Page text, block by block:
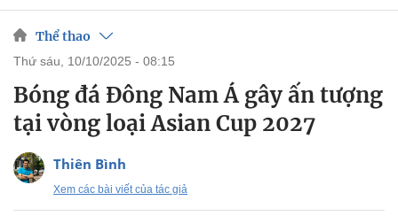
Thể thao
thứ sáu, 10/10/2025 - 08:15
Bóng đá Đông Nam Á gây ấn tượng
tại vòng loại Asian Cup 2027
Thiên Bình
Xem các bài viết của tác giả